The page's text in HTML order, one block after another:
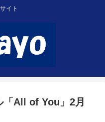
イト
「All of You」2月